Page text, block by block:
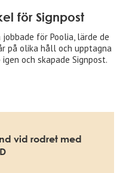
för Signpost
för Poolia, lärde de
på olika håll och upptagna
och skapade Signpost.
vid rodret med